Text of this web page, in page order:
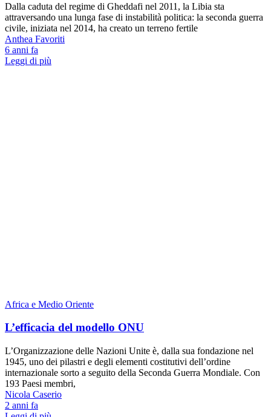
Dalla caduta del regime di Gheddafi nel 2011, la Libia sta
attraversando una lunga fase di instabilità politica: la seconda guerra
civile, iniziata nel 2014, ha creato un terreno fertile
Anthea Favoriti
6 anni fa
Leggi di più
Africa e Medio Oriente
L’efficacia del modello ONU
L’Organizzazione delle Nazioni Unite è, dalla sua fondazione nel
1945, uno dei pilastri e degli elementi costitutivi dell’ordine
internazionale sorto a seguito della Seconda Guerra Mondiale. Con
193 Paesi membri,
Nicola Caserio
2 anni fa